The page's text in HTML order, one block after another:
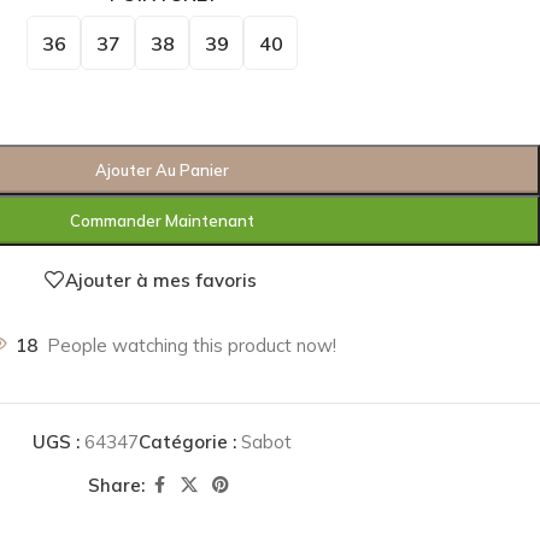
36 37 38 39 40
Ajouter Au Panier
Commander Maintenant
Ajouter à mes favoris
18 People watching this product now!
UGS : 64347Catégorie : Sabot
Share: